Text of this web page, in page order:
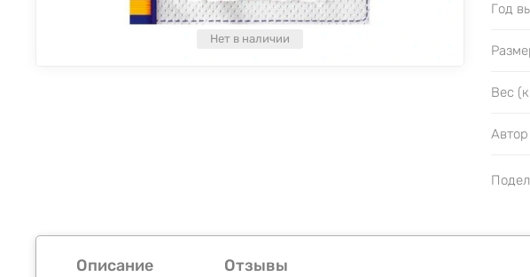
Нет в наличии
Год
Вес
Автор
Описание Отзывы